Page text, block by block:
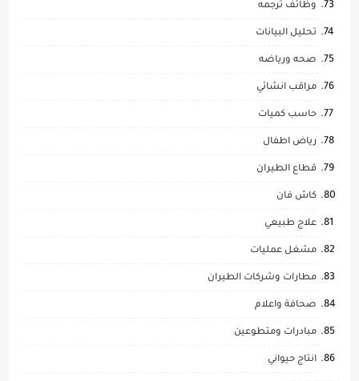
وظائف ترجمه
تحليل البيانات
صحه ورياضه
مراقب انشائي
حاسب كميات
رياض اطفال
قطاع الطيران
كاش فان
علاج طبيعي
مشغل عمليات
مطارات وشركات الطيران
صحافة واعلام
مبادرات ومتطوعين
انتاج حيواني